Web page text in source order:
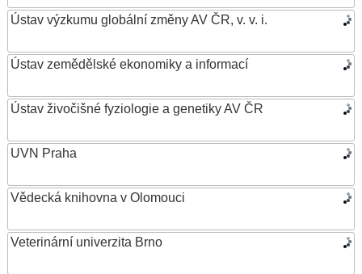
Ústav výzkumu globální změny AV ČR, v. v. i.
Ústav zemědělské ekonomiky a informací
Ústav živočišné fyziologie a genetiky AV ČR
UVN Praha
Vědecká knihovna v Olomouci
Veterinární univerzita Brno